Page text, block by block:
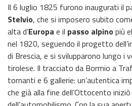
Il 6 luglio 1825 furono inaugurati il
Stelvio, che si imposero subito
alta d’Europa e il passo alpino più
nel 1820, seguendo il progetto
di Brescia, e si svilupparono lungo i
tirolese. Il tracciato da Bormio a
tornanti e 6 gallerie: un’autentica
che già alla fine dell’Ottocento